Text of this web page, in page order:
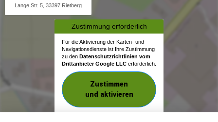
Lange Str. 5, 33397 Rietberg
Zustimmung erforderlich
Für die Aktivierung der Karten- und
Navigationsdienste ist Ihre Zustimmung
zu den Datenschutzrichtlinien vom
Drittanbieter Google LLC erforderlich.
Zustimmen
und aktivieren